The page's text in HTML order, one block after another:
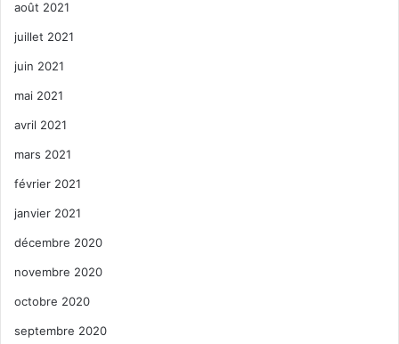
août 2021
juillet 2021
juin 2021
mai 2021
avril 2021
mars 2021
février 2021
janvier 2021
décembre 2020
novembre 2020
octobre 2020
septembre 2020